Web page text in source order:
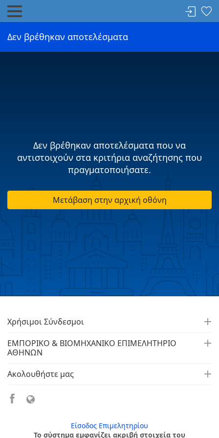
Δεν βρέθηκαν αποτελέσματα
Δεν βρέθηκαν αποτελέσματα που να
αντιστοιχούν στα κριτήρια αναζήτησης που
πραγματοποιήσατε.
Μετάβαση στην αρχική οθόνη
Χρήσιμοι Σύνδεσμοι
ΕΜΠΟΡΙΚΟ & ΒΙΟΜΗΧΑΝΙΚΟ ΕΠΙΜΕΛΗΤΗΡΙΟ
ΑΘΗΝΩΝ
Ακολουθήστε μας
Είσοδος Επιμελητηρίου
Το σύστημα εμφανίζει ακριβή στοιχεία του